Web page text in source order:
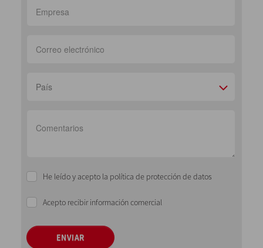
País
He leído y acepto la política de protección de datos
Acepto recibir información comercial
ENVIAR